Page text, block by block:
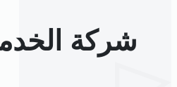
شركة